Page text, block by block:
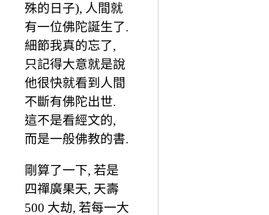
殊的日子), 人間就
有一位佛陀誕生了.
細節我真的忘了,
只記得大意就是說
他很快就看到人間
不斷有佛陀出世.
這不是看經文的,
而是一般佛教的書.
剛算了一下, 若是
四禪廣果天, 天壽
500 大劫, 若每一大